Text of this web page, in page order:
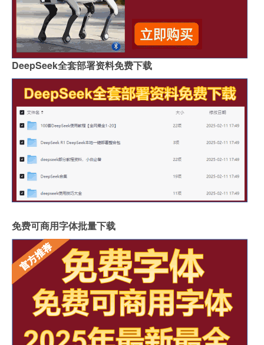
DeepSeek全套部署资料免费下载
免费可商用字体批量下载